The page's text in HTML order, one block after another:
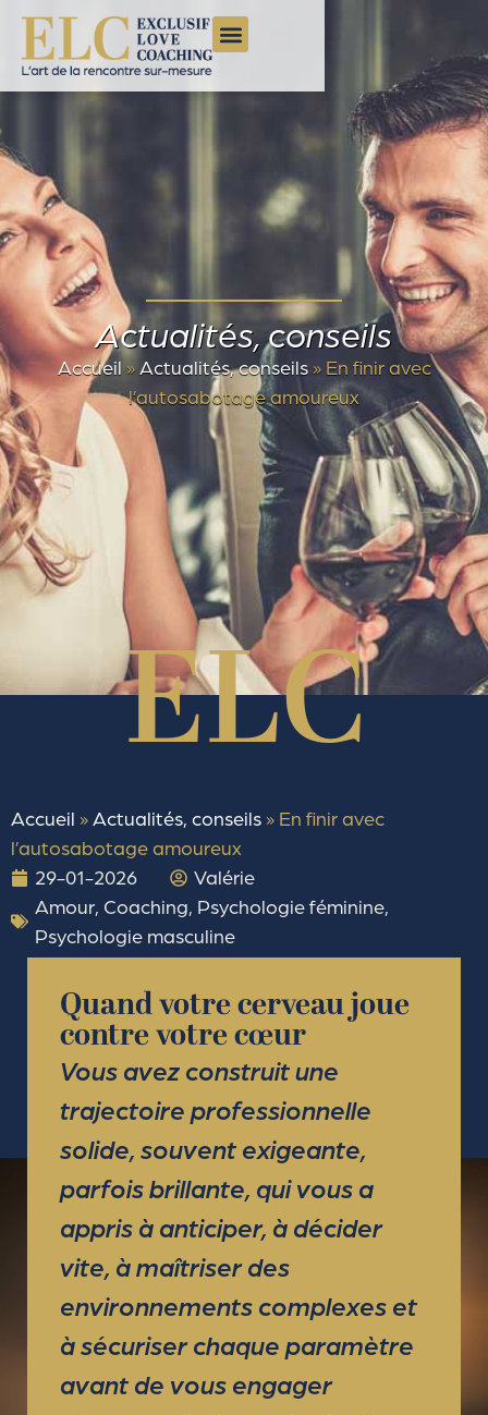
Actualités, conseils
Accueil» Actualités, conseils» En finir avec
l’autosabotage amoureux
Accueil »Actualités, conseils » En finir avec
l’autosabotage amoureux
29-01-2026
Valérie
Amour, Coaching, Psychologie féminine,
Psychologie masculine
EN FINIR AVEC
L’AUTOSABOTAGE
AMOUREUX
Quand votre cerveau joue
contre votre cœur
Vous avez construit une
trajectoire professionnelle
solide, souvent exigeante,
parfois brillante, qui vous a
appris à anticiper, à décider
vite, à maîtriser des
environnements complexes et
à sécuriser chaque paramètre
avant de vous engager